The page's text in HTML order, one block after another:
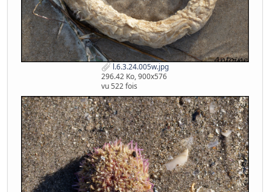
l.6.3.24.005w.jpg
296.42 Ko, 900x576
vu 522 fois